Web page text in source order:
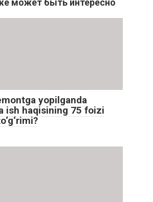
yopilganda
ish haqisining 75 foizi